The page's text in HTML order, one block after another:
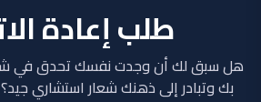
طلب إعادة
هل سبق لك أن وجدت نفسك تحدق في
بك وتبادر إلى ذهنك شعار استشاري